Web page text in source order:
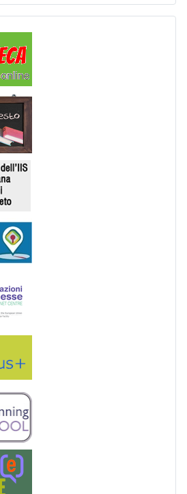
Libri di Testo
Scuola in chiaro
Erasmus+
eTwinning